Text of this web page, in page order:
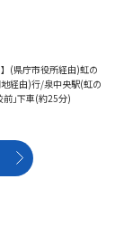
ムから探す
(県庁市役所経由)虹の
経由)行/泉中央駅(虹の
前｣下車(約25分)